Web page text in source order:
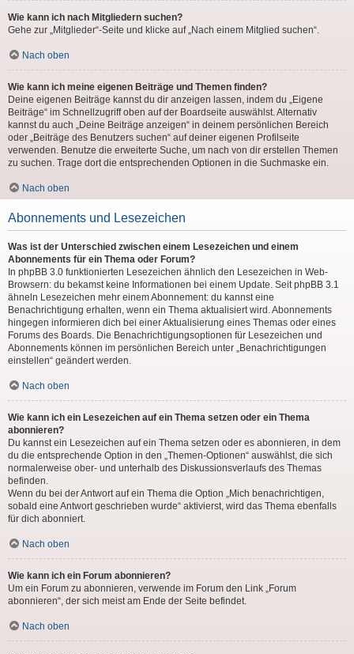
Wie kann ich nach Mitgliedern suchen?
Gehe zur „Mitglieder“-Seite und klicke auf „Nach einem Mitglied suchen“.
Nach oben
Wie kann ich meine eigenen Beiträge und Themen finden?
Deine eigenen Beiträge kannst du dir anzeigen lassen, indem du „Eigene
Beiträge“ im Schnellzugriff oben auf der Boardseite auswählst. Alternativ
kannst du auch „Deine Beiträge anzeigen“ in deinem persönlichen Bereich
oder „Beiträge des Benutzers suchen“ auf deiner eigenen Profilseite
verwenden. Benutze die erweiterte Suche, um nach von dir erstellen Themen
zu suchen. Trage dort die entsprechenden Optionen in die Suchmaske ein.
Nach oben
Abonnements und Lesezeichen
Was ist der Unterschied zwischen einem Lesezeichen und einem
Abonnements für ein Thema oder Forum?
In phpBB 3.0 funktionierten Lesezeichen ähnlich den Lesezeichen in Web-
Browsern: du bekamst keine Informationen bei einem Update. Seit phpBB 3.1
ähneln Lesezeichen mehr einem Abonnement: du kannst eine
Benachrichtigung erhalten, wenn ein Thema aktualisiert wird. Abonnements
hingegen informieren dich bei einer Aktualisierung eines Themas oder eines
Forums des Boards. Die Benachrichtigungsoptionen für Lesezeichen und
Abonnements können im persönlichen Bereich unter „Benachrichtigungen
einstellen“ geändert werden.
Nach oben
Wie kann ich ein Lesezeichen auf ein Thema setzen oder ein Thema
abonnieren?
Du kannst ein Lesezeichen auf ein Thema setzen oder es abonnieren, in dem
du die entsprechende Option in den „Themen-Optionen“ auswählst, die sich
normalerweise ober- und unterhalb des Diskussionsverlaufs des Themas
befinden.
Wenn du bei der Antwort auf ein Thema die Option „Mich benachrichtigen,
sobald eine Antwort geschrieben wurde“ aktivierst, wird das Thema ebenfalls
für dich abonniert.
Nach oben
Wie kann ich ein Forum abonnieren?
Um ein Forum zu abonnieren, verwende im Forum den Link „Forum
abonnieren“, der sich meist am Ende der Seite befindet.
Nach oben